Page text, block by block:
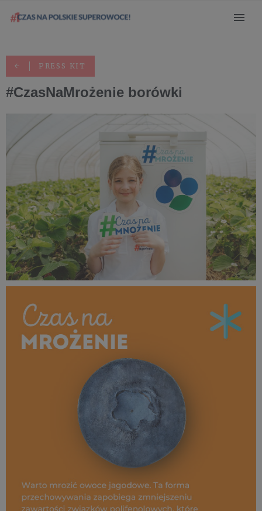
PRESS KIT
#CzasNaMrożenie borówki
SUPEROWOCE Czas na mrożenie (13).jpg
409 KB